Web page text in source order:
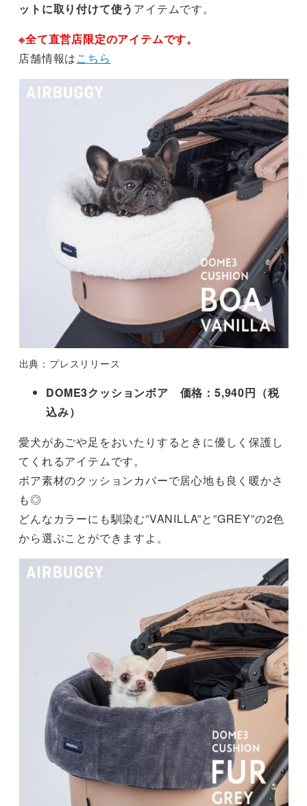
ットに取り付けて使う アイテムです。
※全て直営店限定のアイテムです。
店舗情報はこちら
出典：プレスリリース
DOME3クッションボア
価格：5,940円（税
込み）
愛犬があごや足をおいたりするときに優しく保護し
てくれるアイテムです。
ボア素材のクッションカバーで居心地も良く暖かさ
も◎
どんなカラーにも馴染む”VANILLA”と”GREY”の2色
から選ぶことができますよ。